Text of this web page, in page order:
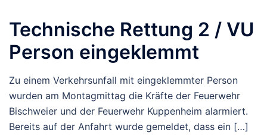
Technische Rettung 2 / VU
Person eingeklemmt
Zu einem Verkehrsunfall mit eingeklemmter Person
wurden am Montagmittag die Kräfte der Feuerwehr
Bischweier und der Feuerwehr Kuppenheim alarmiert.
Bereits auf der Anfahrt wurde gemeldet, dass ein […]